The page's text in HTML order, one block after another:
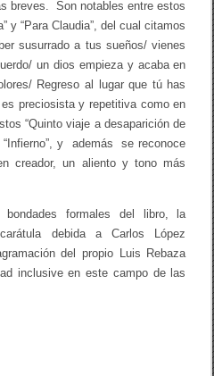
breves. Son notables entre estos
y “Para Claudia”, del cual citamos
susurrado a tus sueños/ vienes
un dios empieza y acaba en
Regreso al lugar que tú has
preciosista y repetitiva como en
“Quinto viaje a desaparición de
y además se reconoce
creador, un aliento y tono más
formales del libro, la
debida a Carlos López
del propio Luis Rebaza
inclusive en este campo de las